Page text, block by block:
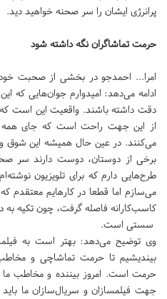
پرانرژی ایشان را سر صحنه خواهید دید.
حرمت تماشاگران نگه داشته شود
امرا... احمدجو در بخشی از صحبت
ادامه می‌دهد: امیدوارم جوان‌هایی که
دقت داشته باشند. واقعیت این است که
از این جهت راحت است که جای همه
می‌کنند. در عین حال همیشه این شوق
برخی از دوستان، دوست دارند سر
طرح‌هایی دارم که برای تلویزیون
می‌سازم اما قطعا در کارهایم معتقدم که
کاسب‌کارانه فاصله گرفت، چون تکیه به
سستی است.
وی توضیح می‌دهد: بهتر است به
بیندیشیم تا حرمت تماشاچی و
حرمت است. امروز بیننده و مخاطب ما
جهت فیلمسازان و سریال‌سازان ما باید